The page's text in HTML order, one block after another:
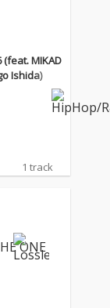
(feat. MIKAD
Ishida)
1 track